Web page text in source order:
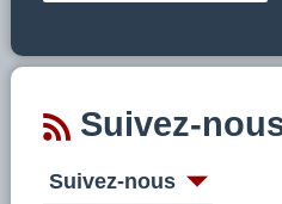
Suivez-
Suivez-nous